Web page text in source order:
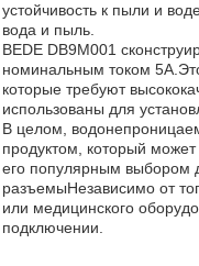
устойчивость к пыли и
вода и пыль.
BEDE DB9M001
номинальным током
которые требуют
использованы для
В целом,
продуктом, который
его популярным выбором
разъемыНезависимо от
или медицинского
подключении.